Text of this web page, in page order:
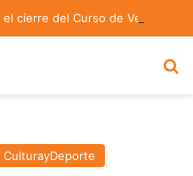
CulturayDeporte